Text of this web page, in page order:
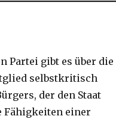
Partei gibt es über die
selbstkritisch
der den Staat
Fähigkeiten einer